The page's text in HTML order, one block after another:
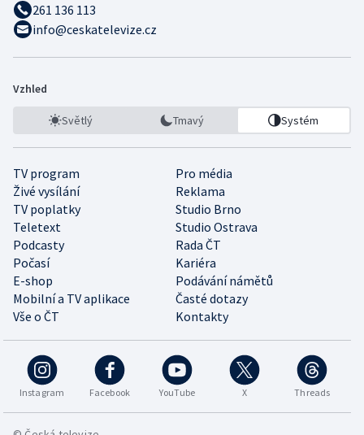
261 136 113
info@ceskatelevize.cz
Vzhled
Světlý Tmavý Systém
TV program
Pro média
Živé vysílání
Reklama
TV poplatky
Studio Brno
Teletext
Studio Ostrava
Podcasty
Rada ČT
Počasí
Kariéra
E-shop
Podávání námětů
Mobilní a TV aplikace
Časté dotazy
Vše o ČT
Kontakty
Instagram Facebook YouTube X Threads